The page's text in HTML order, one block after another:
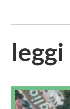
leggi